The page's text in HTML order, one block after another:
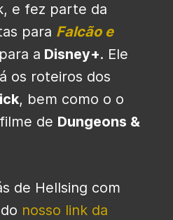
e fez parte da
para Falcão e
para a Disney+. Ele
os roteiros dos
, bem como o o
de Dungeons &
de Hellsing com
nosso link da